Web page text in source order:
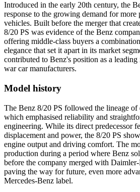
Introduced in the early 20th century, the
response to the growing demand for
vehicles. Built before the merger that
8/20 PS was evidence of the Benz
offering middle-class buyers a
elegance that set it apart in its market
contributed to Benz's position as a
war car manufacturers.
Model history
The Benz 8/20 PS followed the lineage of
which emphasised reliability and
engineering. While its direct predecessor
displacement and power, the 8/20 PS
engine output and driving comfort. The
production during a period where Benz
before the company merged with
paving the way for future, even more
Mercedes-Benz label.